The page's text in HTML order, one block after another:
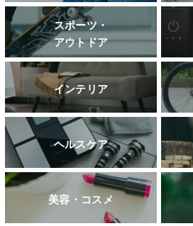
スポーツ・
アウトドア
インテリア
ヘルスケア
美容・コスメ